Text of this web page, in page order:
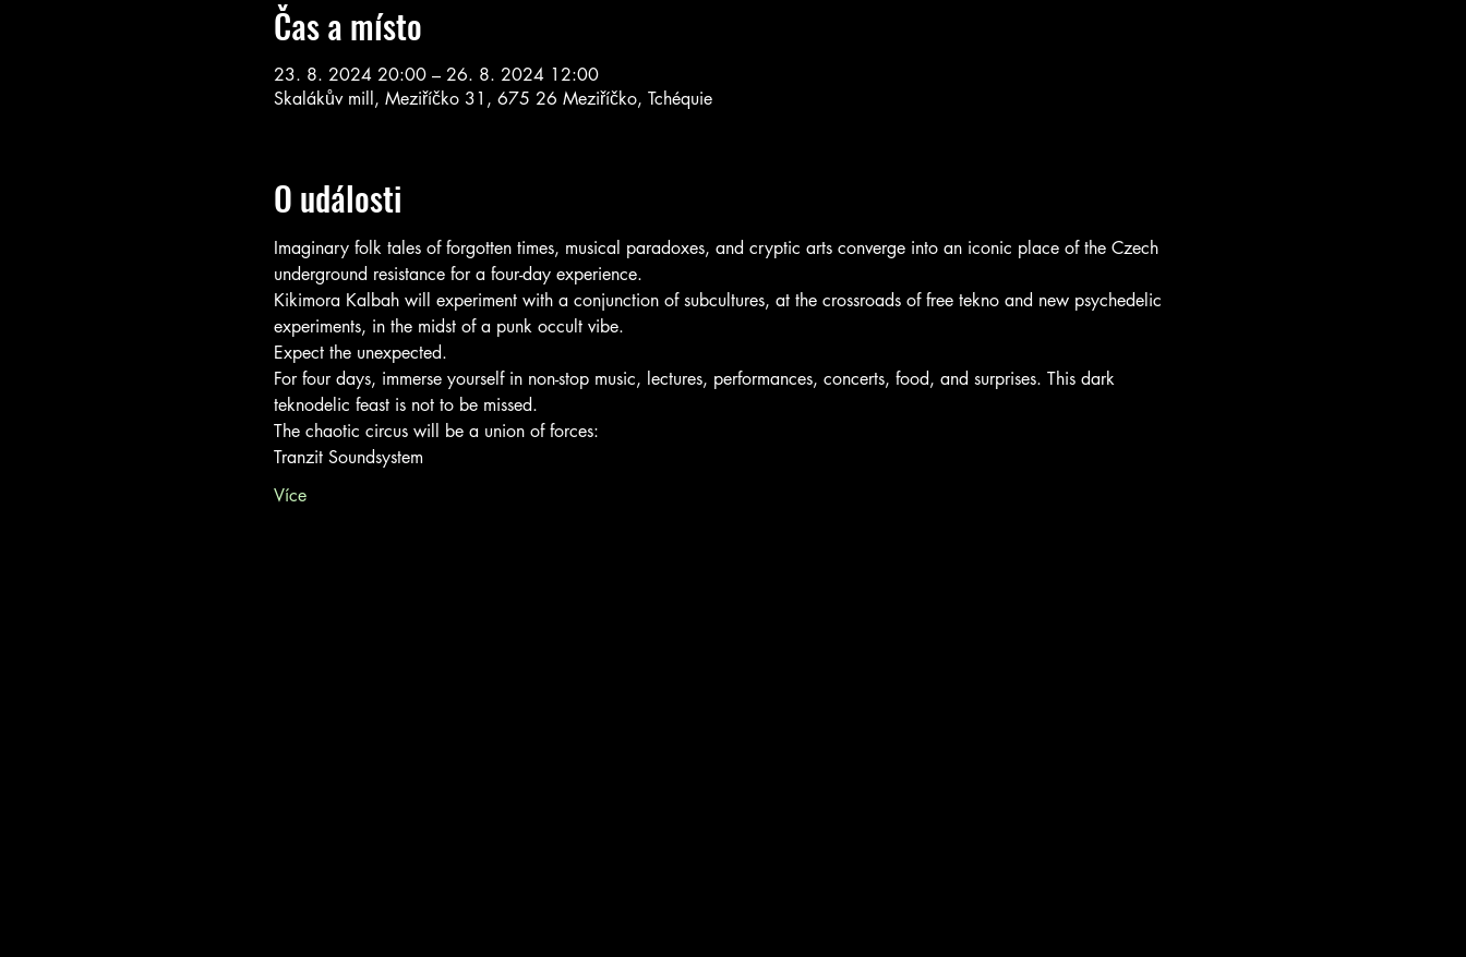
Čas a místo
23. 8. 2024 20:00 – 26. 8. 2024 12:00
Skalákův mill, Meziříčko 31, 675 26 Meziříčko, Tchéquie
O události
Imaginary folk tales of forgotten times, musical paradoxes, and cryptic arts converge into an iconic place of the Czech
underground resistance for a four-day experience.
Kikimora Kalbah will experiment with a conjunction of subcultures, at the crossroads of free tekno and new psychedelic
experiments, in the midst of a punk occult vibe.
Expect the unexpected.
For four days, immerse yourself in non-stop music, lectures, performances, concerts, food, and surprises. This dark
teknodelic feast is not to be missed.
The chaotic circus will be a union of forces:
Tranzit Soundsystem
Více